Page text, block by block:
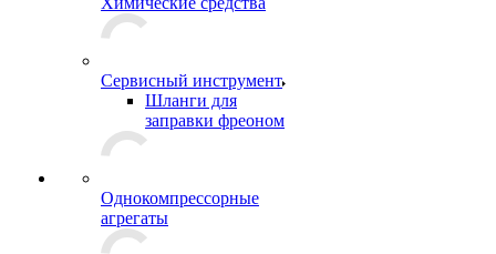
Сервисный инструмент
Шланги для
заправки фреоном
Однокомпрессорные
агрегаты